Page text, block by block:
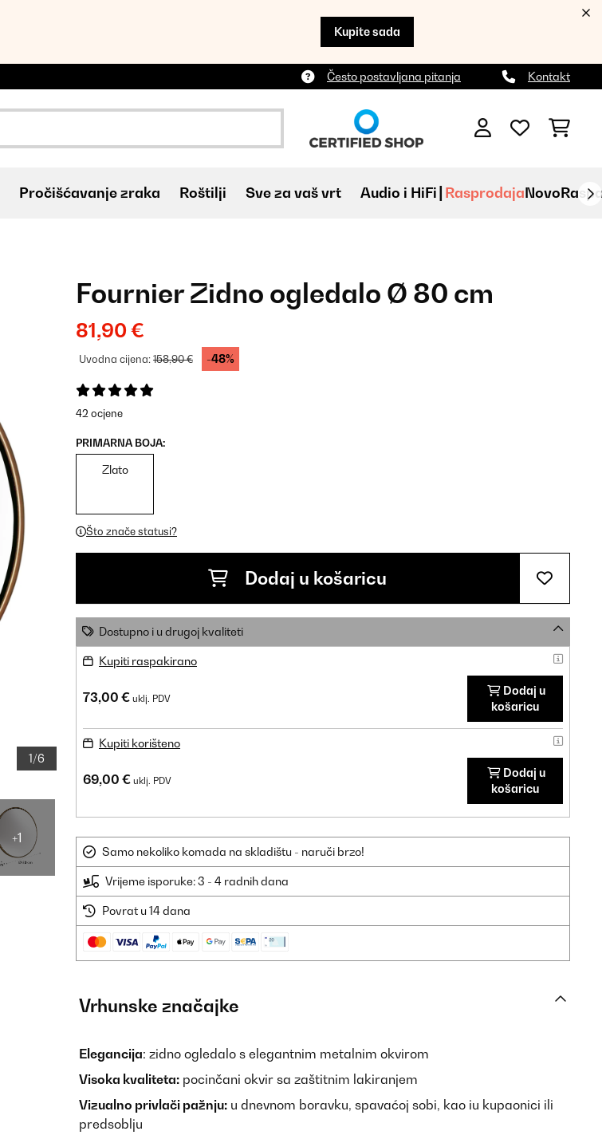
Kupite sada
Često postavljana pitanja Kontakt
Pročišćavanje zraka Roštilji Sve za vaš vrt Audio i HiFi RasprodajaNovo
1/6
+1
Fournier Zidno ogledalo Ø 80 cm
81,90 €
Uvodna cijena:158,90 € -48%
42 ocjene
PRIMARNA BOJA:
Zlato
Što znače statusi?
Dodaj u košaricu
Dostupno i u drugoj kvaliteti
Kupiti raspakirano
73,00 € uklj. PDV
Dodaj u
košaricu
Kupiti korišteno
69,00 € uklj. PDV
Dodaj u
košaricu
Samo nekoliko komada na skladištu - naruči brzo!
Vrijeme isporuke: 3 - 4 radnih dana
Povrat u 14 dana
Vrhunske značajke
Elegancija: zidno ogledalo s elegantnim metalnim okvirom
Visoka kvaliteta: pocinčani okvir sa zaštitnim lakiranjem
Vizualno privlači pažnju: u dnevnom boravku, spavaćoj sobi, kao iu kupaonici ili
predsoblju